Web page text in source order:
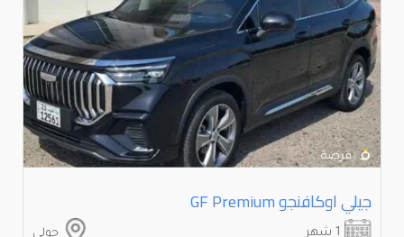
جيلي اوكافنجو ⁦GF Premium⁩